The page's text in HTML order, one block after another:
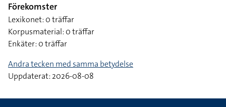
Förekomster
Lexikonet: 0 träffar
Korpusmaterial: 0 träffar
Enkäter: 0 träffar
Andra tecken med samma betydelse
Uppdaterat: 2026-08-08